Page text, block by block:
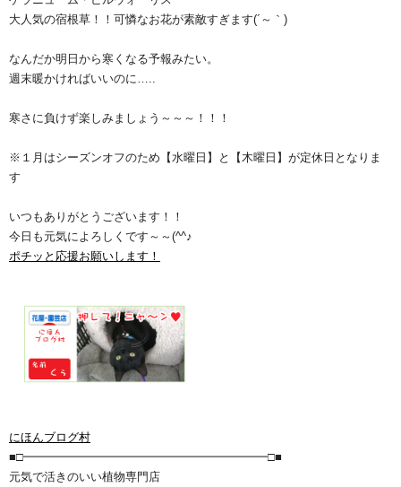
大人気の宿根草！！可憐なお花が素敵すぎます(´～｀)
なんだか明日から寒くなる予報みたい。
週末暖かければいいのに…..
寒さに負けず楽しみましょう～～～！！！
※１月はシーズンオフのため【水曜日】と【木曜日】が定休日となりま
す
いつもありがとうございます！！
今日も元気によろしくです～～(^^♪
ポチッと応援お願いします！
にほんブログ村
■□━━━━━━━━━━━━━━━━━━━━━□■
元気で活きのいい植物専門店